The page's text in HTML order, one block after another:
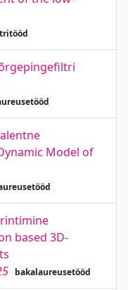
Model of
based 3D-
bakalaureusetööd